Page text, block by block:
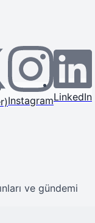
InstagramLinkedIn
ve gündemi